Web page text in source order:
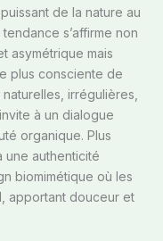
de la nature au
s’affirme non
asymétrique mais
plus consciente de
irrégulières,
à un dialogue
organique. Plus
une authenticité
biomimétique où les
apportant douceur et